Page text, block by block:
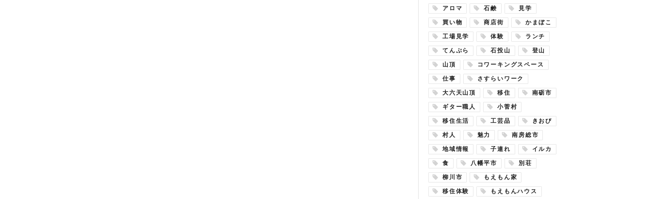
アロマ 石鹸 見学
買い物 商店街 かまぼこ
工場見学 体験 ランチ
てんぷら 石投山 登山
山頂 コワーキングスペース
仕事 さすらいワーク
大六天山頂 移住 南砺市
ギター職人 小菅村
移住生活 工芸品 きおび
村人 魅力 南房総市
地域情報 子連れ イルカ
食 八幡平市 別荘
柳川市 もえもん家
移住体験 もえもんハウス